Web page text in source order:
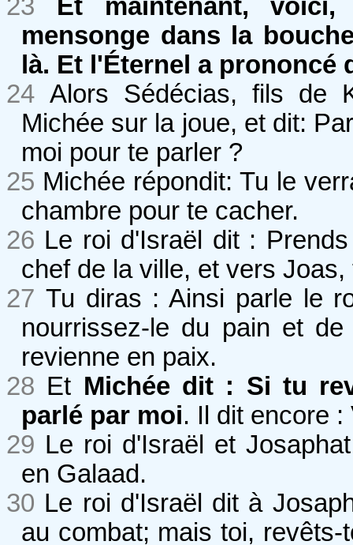
23 Et maintenant,
mensonge dans la
là. Et l'Éternel a prononcé
24 Alors Sédécias, fils de
Michée sur la joue, et dit:
moi pour te parler ?
25 Michée répondit: Tu le
chambre pour te cacher.
26 Le roi d'Israël dit :
chef de la ville, et vers Joas,
27 Tu diras : Ainsi parle le
nourrissez-le du pain et
revienne en paix.
28 Et Michée dit : Si tu
parlé par moi. Il dit encore
29 Le roi d'Israël et
en Galaad.
30 Le roi d'Israël dit à
au combat; mais toi,